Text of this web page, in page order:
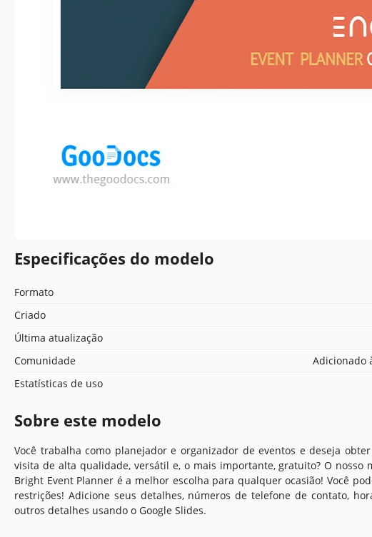
Especificações do modelo
Formato
Criado
Última atualização
Comunidade
Adicionado
Estatísticas de uso
Sobre este modelo
Você trabalha como planejador e organizador de eventos e deseja
visita de alta qualidade, versátil e, o mais importante, gratuito? O nosso
Bright Event Planner é a melhor escolha para qualquer ocasião! Você
restrições! Adicione seus detalhes, números de telefone de contato,
outros detalhes usando o Google Slides.